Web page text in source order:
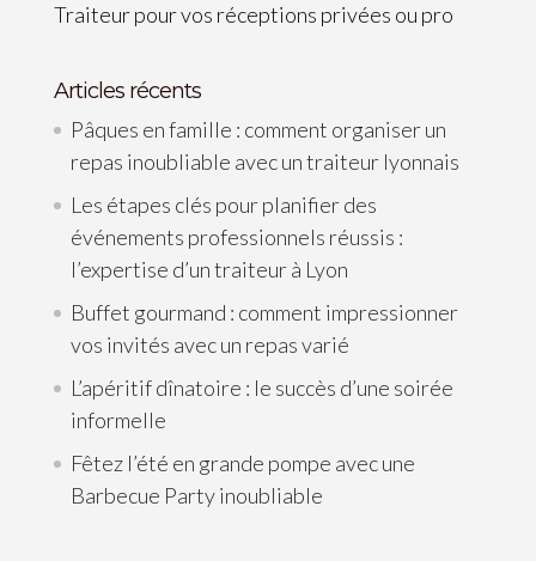
Traiteur pour vos réceptions privées ou pro
Articles récents
Pâques en famille : comment organiser un
repas inoubliable avec un traiteur lyonnais
Les étapes clés pour planifier des
événements professionnels réussis :
l’expertise d’un traiteur à Lyon
Buffet gourmand : comment impressionner
vos invités avec un repas varié
L’apéritif dînatoire : le succès d’une soirée
informelle
Fêtez l’été en grande pompe avec une
Barbecue Party inoubliable